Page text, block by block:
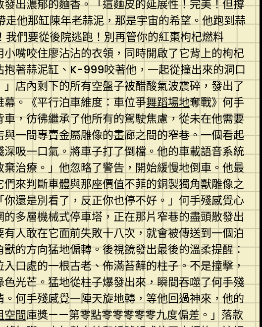
出濃郁的麵香。「這麵皮的延展性！完美！但撐
他那缸陳年老蒜泥，那是宇宙的希望。他跑到蒜
們要從後院逃跑！別再管你的紅棗枸杞燃料
嘴咬住廖沾沾的衣領，同時開啟了它背上的枸杞
著蒜泥缸、K-999咬著他，一起從撞出來的洞口
店內剩下的所有空盤子被醋酸氣波震碎，發出了
。《平行泊車維度：車位爭舞蹈場地奪戰》何手
，彷彿繼承了他所有的駕駛焦慮，從未在他需要
一間專賣金屬雕像的畫廊之間的窄巷。一個看起
吸一口氣。將車子打了倒檔。他的車載語音系統
治療。」他忽略了警告，開始緩慢地倒車。他最
來判斷車體與那座價值不菲的銅製獨角獸雕像之
還是別看了，反正你也停不好。」何手殘感覺心
多層機械式停車塔，正在那片窄巷的盡頭散發出
人敢在它面前失敗十八次，就會被傳送到一個泊
的方向猛地偏轉。後視鏡發出最後的溫柔提醒：
口處的一根古老、佈滿苔蘚的柱子。不是撞擊，
光芒。猛地從柱子爆發出來，瞬間吞噬了何手殘
何手殘感覺一陣天旋地轉，等他回過神來，他的
空間庫獎——第零點零零零零零九度偏差。」落款